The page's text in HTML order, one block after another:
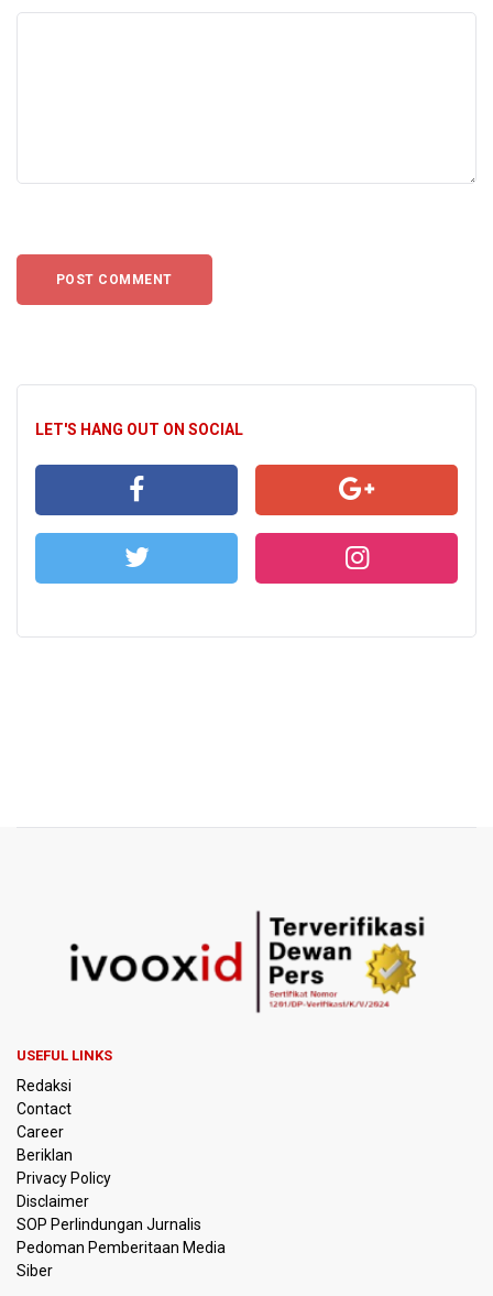
LET'S HANG OUT ON SOCIAL
USEFUL LINKS
Redaksi
Contact
Career
Beriklan
Privacy Policy
Disclaimer
SOP Perlindungan Jurnalis
Pedoman Pemberitaan Media
Siber